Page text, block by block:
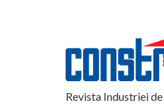
Revista Industriei